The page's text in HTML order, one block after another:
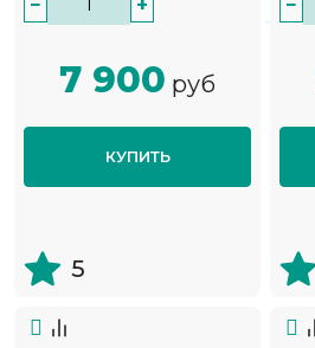
− +
7 900 руб
КУПИТЬ
5
−